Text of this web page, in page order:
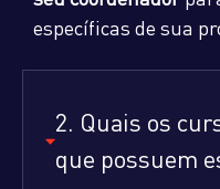
específicas de sua
2. Quais os
que possuem